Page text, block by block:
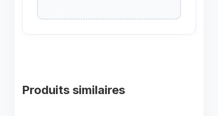
Produits similaires